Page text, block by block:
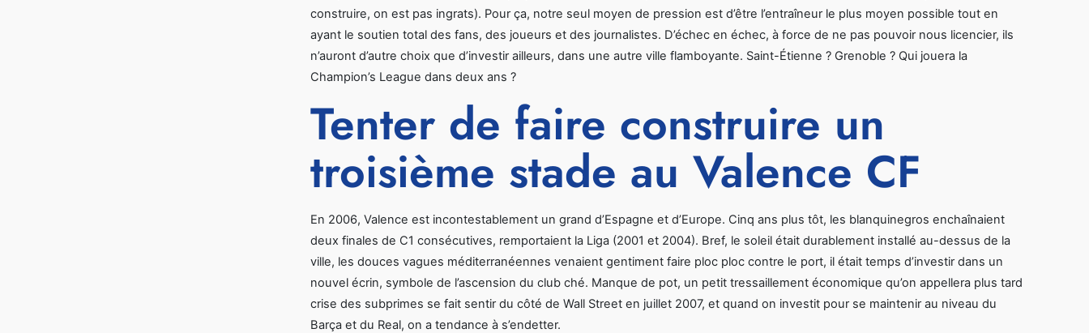
construire, on est pas ingrats). Pour ça, notre seul moyen de pression est d’être l’entraîneur le plus moyen possible tout en
ayant le soutien total des fans, des joueurs et des journalistes. D’échec en échec, à force de ne pas pouvoir nous licencier, ils
n’auront d’autre choix que d’investir ailleurs, dans une autre ville flamboyante. Saint-Étienne ? Grenoble ? Qui jouera la
Champion’s League dans deux ans ?
Tenter de faire construire un
troisième stade au Valence CF
En 2006, Valence est incontestablement un grand d’Espagne et d’Europe. Cinq ans plus tôt, les blanquinegros enchaînaient
deux finales de C1 consécutives, remportaient la Liga (2001 et 2004). Bref, le soleil était durablement installé au-dessus de la
ville, les douces vagues méditerranéennes venaient gentiment faire ploc ploc contre le port, il était temps d’investir dans un
nouvel écrin, symbole de l’ascension du club ché. Manque de pot, un petit tressaillement économique qu’on appellera plus tard
crise des subprimes se fait sentir du côté de Wall Street en juillet 2007, et quand on investit pour se maintenir au niveau du
Barça et du Real, on a tendance à s’endetter.